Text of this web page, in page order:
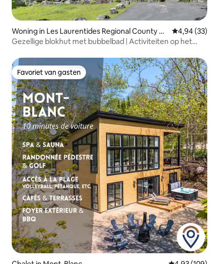
Woning in Les Laurentides Regional County M
unicipality
Gemiddelde
4,94 (33)
Gezellige blokhut met bubbelbad | Activiteiten op het
Favoriet van gasten
Favoriet van gasten